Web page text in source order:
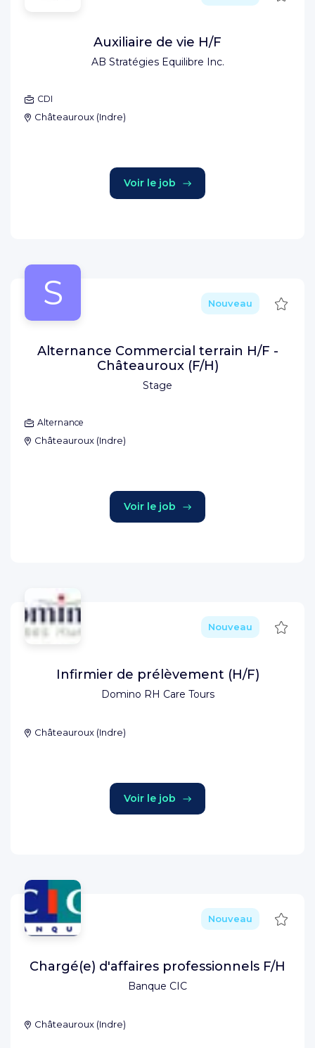
AB Stratégies Equilibre Inc.
Auxiliaire de vie H/F
CDI
Châteauroux (Indre)
Voir le job
S
Stage
Nouveau
Alternance Commercial terrain H/F -
Châteauroux (F/H)
Alternance
Châteauroux (Indre)
Voir le job
Domino RH Care Tours
Nouveau
Infirmier de prélèvement (H/F)
Châteauroux (Indre)
Voir le job
Banque CIC
Nouveau
Chargé(e) d'affaires professionnels F/H
Châteauroux (Indre)